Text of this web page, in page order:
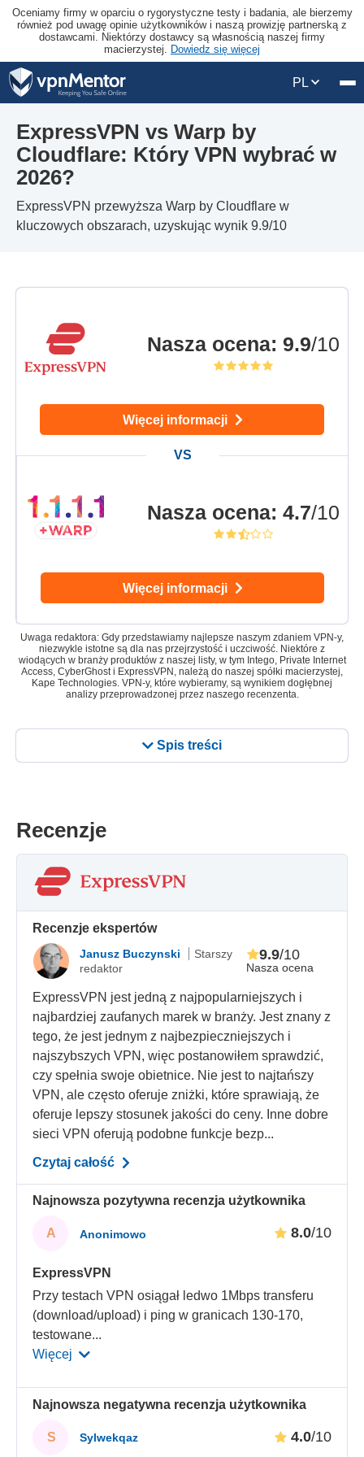
Oceniamy firmy w oparciu o rygorystyczne testy i badania, ale bierzemy
również pod uwagę opinie użytkowników i naszą prowizję partnerską z
dostawcami. Niektórzy dostawcy są własnością naszej firmy
macierzystej. Dowiedz się więcej
PL
ExpressVPN vs Warp by
Cloudflare: Który VPN wybrać w
2026?
ExpressVPN przewyższa Warp by Cloudflare w
kluczowych obszarach, uzyskując wynik 9.9/10
Spis treści
Nasza ocena: 9.9/10
Więcej informacji
Nasza ocena: 4.7/10
Więcej informacji
Uwaga redaktora: Gdy przedstawiamy najlepsze naszym zdaniem VPN-y,
niezwykle istotne są dla nas przejrzystość i uczciwość. Niektóre z
wiodących w branży produktów z naszej listy, w tym Intego, Private Internet
Access, CyberGhost i ExpressVPN, należą do naszej spółki macierzystej,
Kape Technologies. VPN-y, które wybieramy, są wynikiem dogłębnej
analizy przeprowadzonej przez naszego recenzenta.
Recenzje
Recenzje ekspertów
Janusz Buczynski
Starszy
redaktor
Nasza ocena
9.9/10
ExpressVPN jest jedną z najpopularniejszych i
najbardziej zaufanych marek w branży. Jest znany z
tego, że jest jednym z najbezpieczniejszych i
najszybszych VPN, więc postanowiłem sprawdzić,
czy spełnia swoje obietnice. Nie jest to najtańszy
VPN, ale często oferuje zniżki, które sprawiają, że
oferuje lepszy stosunek jakości do ceny. Inne dobre
sieci VPN oferują podobne funkcje bezp...
Czytaj całość
Najnowsza pozytywna recenzja użytkownika
A Anonimowo 8.0/10
ExpressVPN
Przy testach VPN osiągał ledwo 1Mbps transferu
(download/upload) i ping w granicach 130-170,
testowane...
Więcej
Najnowsza negatywna recenzja użytkownika
S Sylwekqaz 4.0/10